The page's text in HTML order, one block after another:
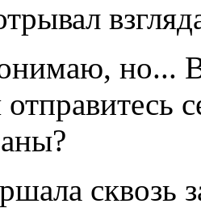
но...
сквозь